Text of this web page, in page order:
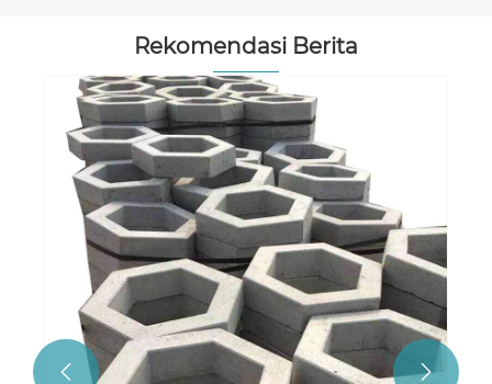
Rekomendasi Berita
 